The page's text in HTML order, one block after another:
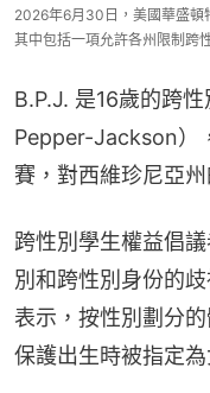
2026年6月30日，美國華盛頓
其中包括一項允許各州限制跨
B.P.J. 是16歲的跨
Pepper-Jackson）
賽，對西維珍尼亞
跨性別學生權益倡
別和跨性別身份的
表示，按性別劃分
保護出生時被指定